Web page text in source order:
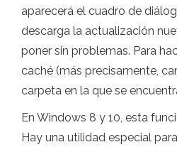
aparecerá el cuadro de
descarga la actualización
poner sin problemas. Para
caché (más precisamente,
carpeta en la que se
En Windows 8 y 10, esta
Hay una utilidad especial